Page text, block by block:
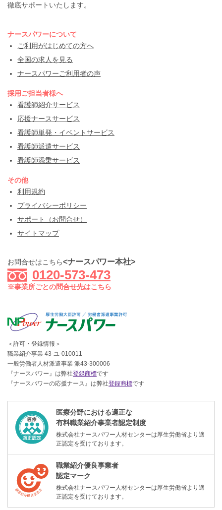
徹底サポートいたします。
ナースパワーについて
ご利用がはじめての方へ
全国の求人を見る
ナースパワーご利用者の声
採用ご担当者様へ
看護師紹介サービス
応援ナースサービス
看護師単発・イベントサービス
看護師派遣サービス
看護師添乗サービス
その他
利用規約
プライバシーポリシー
サポート（お問合せ）
サイトマップ
お問合せはこちら<ナースパワー本社>
0120-573-473
※事業所ごとの問合せ先はこちら
＜許可・登録情報＞
職業紹介事業 43-ユ-010011
一般労働者人材派遣事業 派43-300006
『ナースパワー』は弊社登録商標です
『ナースパワーの応援ナース』は弊社登録商標です
医療分野における適正な
有料職業紹介事業者認定制度
株式会社ナースパワー人材センターは厚生労働省より適
正認定を受けております。
職業紹介優良事業者
認定マーク
株式会社ナースパワー人材センターは厚生労働省より適
正認定を受けております。